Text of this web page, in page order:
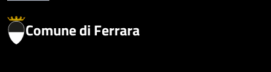
Comune di Ferrara